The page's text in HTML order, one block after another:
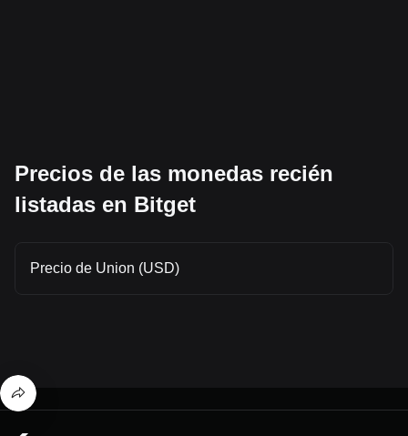
Precios de las monedas recién
listadas en Bitget
Precio de Union (USD)